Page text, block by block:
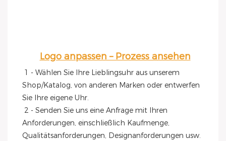
Logo anpassen – Prozess ansehen
1 - Wählen Sie Ihre Lieblingsuhr aus unserem
Shop/Katalog, von anderen Marken oder entwerfen
Sie Ihre eigene Uhr.
Anforderungen, einschließlich Kaufmenge,
Qualitätsanforderungen, Designanforderungen usw.